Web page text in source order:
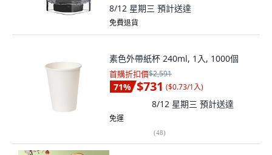
8/12 星期三 預計送達
免費退貨
素色外帶紙杯 240ml, 1入, 1000個
首購折扣價$2,591
71% $731 ($0.73/1入)
8/12 星期三 預計送達
免運
(48)